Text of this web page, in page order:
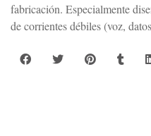
fabricación. Especialmente
de corrientes débiles (voz,